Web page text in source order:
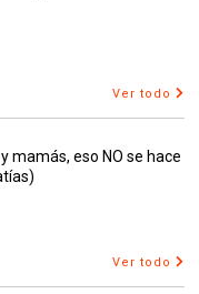
Ver todo
mamás, eso NO se hace
Ver todo